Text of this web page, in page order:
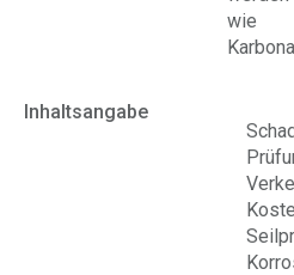
wie
Inhaltsangabe